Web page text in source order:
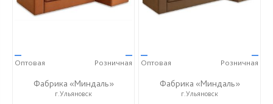
—
Оптовая
—
Розничная
Фабрика «Миндаль»
г.Ульяновск
—
Оптовая
—
Розничная
Фабрика «Миндаль»
г.Ульяновск